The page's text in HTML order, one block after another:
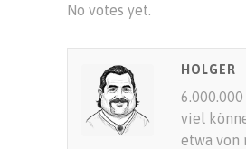
SUBMIT RATING
No votes yet.
HOLGER
viel
etwa von